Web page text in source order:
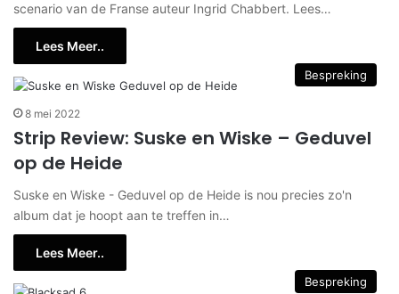
scenario van de Franse auteur Ingrid Chabbert. Lees…
Lees Meer..
Bespreking
8 mei 2022
Strip Review: Suske en Wiske – Geduvel
op de Heide
Suske en Wiske - Geduvel op de Heide is nou precies zo'n
album dat je hoopt aan te treffen in…
Lees Meer..
Bespreking